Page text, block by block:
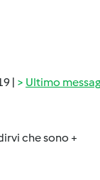
| Ultimo
che sono +